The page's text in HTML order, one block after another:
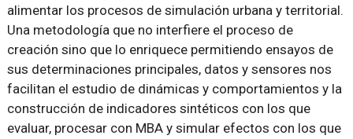
alimentar los procesos de simulación urbana y territorial.
Una metodología que no interfiere el proceso de
creación sino que lo enriquece permitiendo ensayos de
sus determinaciones principales, datos y sensores nos
facilitan el estudio de dinámicas y comportamientos y la
construcción de indicadores sintéticos con los que
evaluar, procesar con MBA y simular efectos con los que